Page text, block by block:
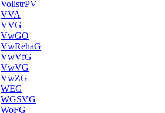
VollstrPV
VVA
VVG
VwGO
VwRehaG
VwVfG
VwVG
VwZG
WEG
WGSVG
WoFG